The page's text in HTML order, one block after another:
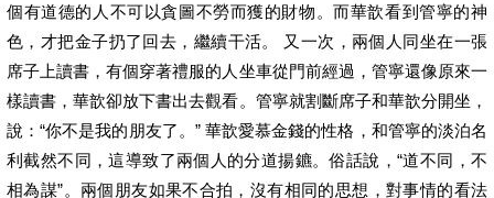
個有道德的人不可以貪圖不勞而獲的財物。而華歆看到管寧的神
色，才把金子扔了回去，繼續干活。 又一次，兩個人同坐在一張
席子上讀書，有個穿著禮服的人坐車從門前經過，管寧還像原來一
樣讀書，華歆卻放下書出去觀看。管寧就割斷席子和華歆分開坐，
說：“你不是我的朋友了。” 華歆愛慕金錢的性格，和管寧的淡泊名
利截然不同，這導致了兩個人的分道揚鑣。俗話說，“道不同，不
相為謀”。兩個朋友如果不合拍，沒有相同的思想，對事情的看法